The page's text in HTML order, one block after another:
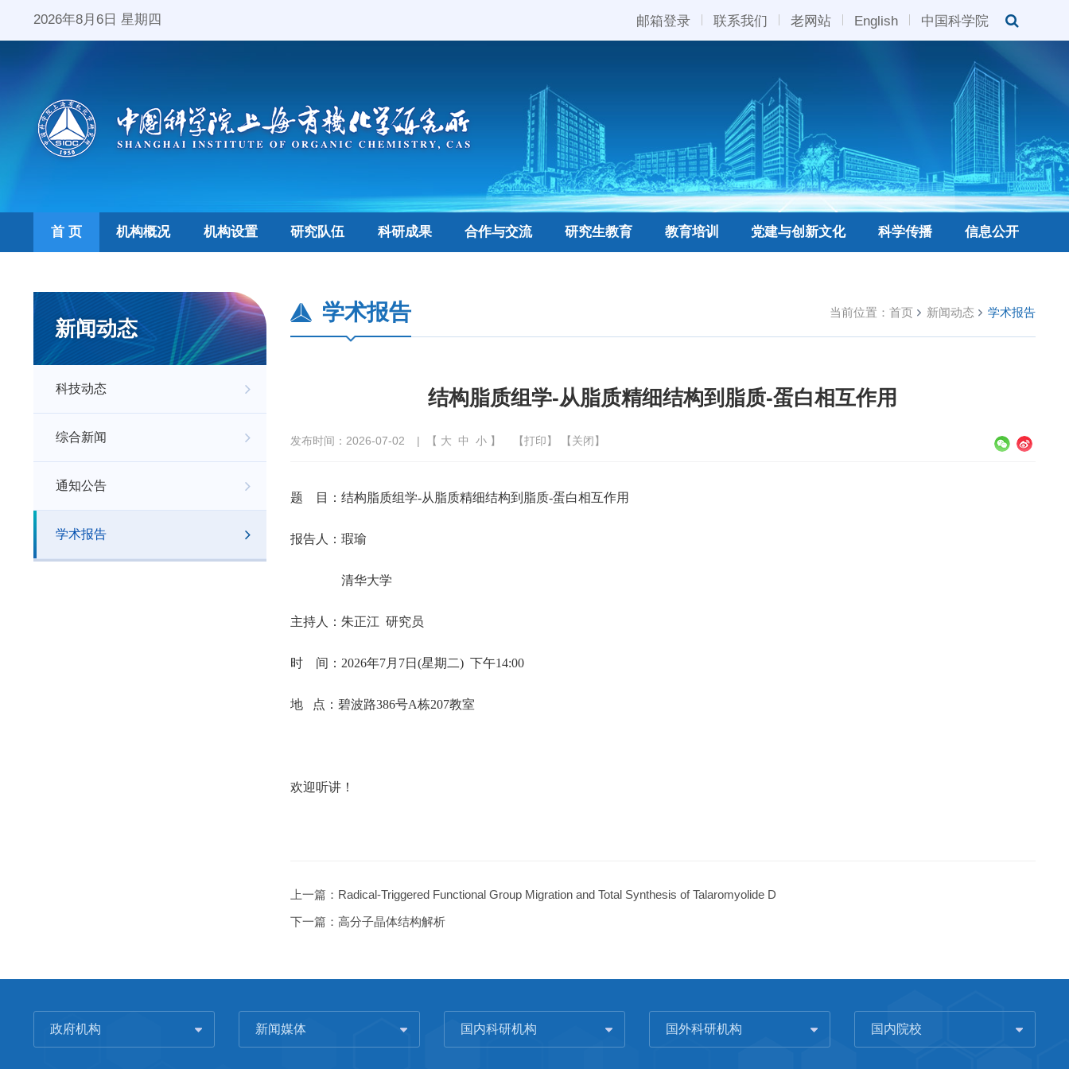
2026年8月6日 星期四 邮箱登录 联系我们 老网站 English 中国科学院
首 页 机构概况 机构设置 研究队伍 科研成果 合作与交流 研究生教育 教育培训 党建与创新文化 科学传播 信息公开
新闻动态
科技动态
综合新闻
通知公告
学术报告
当前位置： 首页 新闻动态 学术报告
学术报告
结构脂质组学-从脂质精细结构到脂质-蛋白相互作用
发布时间：2026-07-02 | 【 大 中 小】 【打印】 【关闭】
题 目：结构脂质组学-从脂质精细结构到脂质-蛋白相互作用
报告人：瑕瑜
清华大学
主持人：朱正江 研究员
时 间：2026年7月7日(星期二) 下午14:00
地 点：碧波路386号A栋207教室
欢迎听讲！
上一篇： Radical-Triggered Functional Group Migration and Total Synthesis of Talaromyolide D
下一篇： 高分子晶体结构解析
政府机构 新闻媒体 国内科研机构 国外科研机构 国内院校